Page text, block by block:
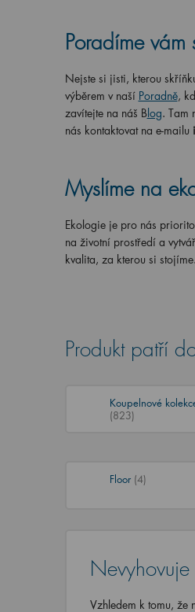
Poradíme vám
Nejste si jisti, kterou
výběrem v naší Poradně,
zavítejte na náš Blog. Tam
nás kontaktovat na e-mailu
Myslíme na
Ekologie je pro nás
na životní prostředí a
kvalita, za kterou si stojíme.
Produkt patří
Koupelnové
(823)
Floor (4)
Vzhledem k tomu, že